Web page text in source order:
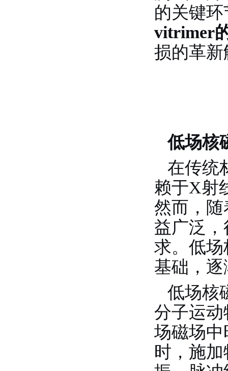
的关键
vitrimer
损的革
低场核
在传统
赖于X射
然而，
益广泛
求。低
基础，
低场核
分子运
场磁场
时，施